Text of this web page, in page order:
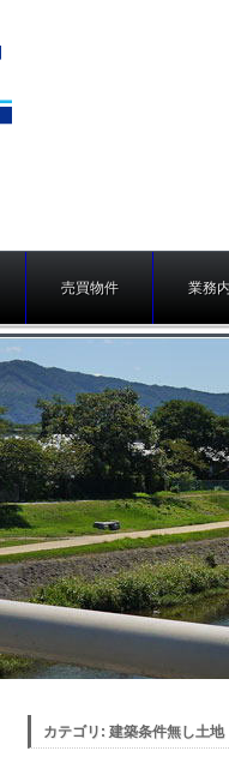
売買物件 業務
カテゴリ: 建築条件無し土地